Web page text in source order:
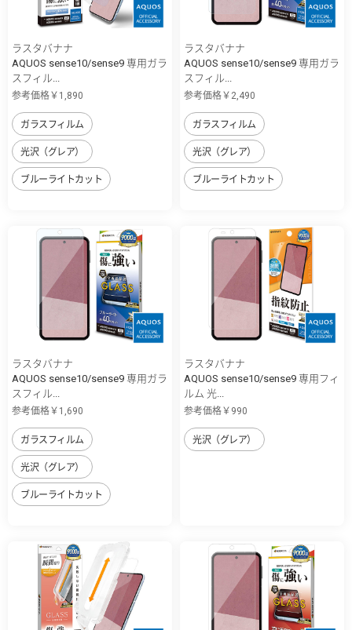
ラスタバナナ
AQUOS sense10/sense9 専用ガラ
スフィル...
参考価格￥1,890
ガラスフィルム
光沢（グレア）
ブルーライトカット
ラスタバナナ
AQUOS sense10/sense9 専用ガラ
スフィル...
参考価格￥2,490
ガラスフィルム
光沢（グレア）
ブルーライトカット
ラスタバナナ
AQUOS sense10/sense9 専用ガラ
スフィル...
参考価格￥1,690
ガラスフィルム
光沢（グレア）
ブルーライトカット
ラスタバナナ
AQUOS sense10/sense9 専用フィ
ルム 光...
参考価格￥990
光沢（グレア）